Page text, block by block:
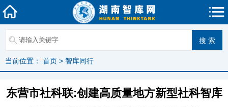
当前位置： 首页 > 智库同行
东营市社科联:创建高质量地方新型社科智库